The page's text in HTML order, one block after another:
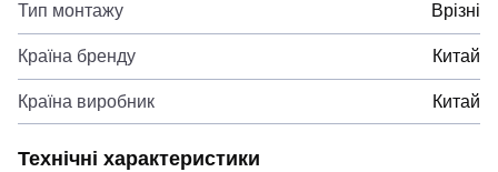
Тип монтажу Врізні
Країна бренду Китай
Країна виробник Китай
Технічні характеристики